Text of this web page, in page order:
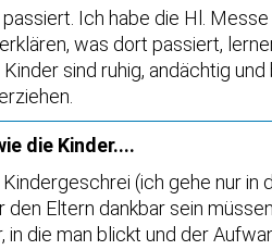
Ich habe die Hl.
was dort passiert,
sind ruhig, andächtig
die Kinder....
(ich gehe nur
Eltern dankbar sein
die man blickt und der